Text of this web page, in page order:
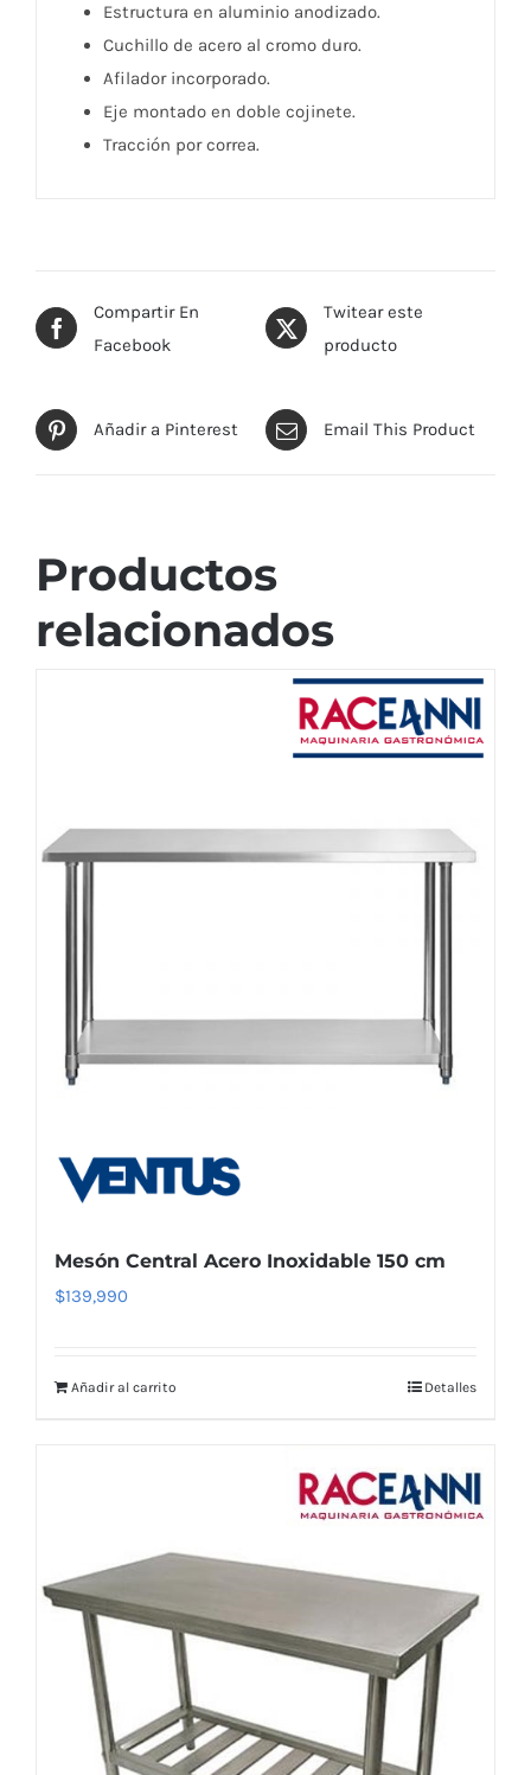
Estructura en aluminio anodizado.
Cuchillo de acero al cromo duro.
Afilador incorporado.
Eje montado en doble cojinete.
Tracción por correa.
Compartir En
Facebook
Twitear este
producto
Añadir a Pinterest Email This Product
Productos
relacionados
Mesón Central Acero Inoxidable 150 cm
$139,990
Añadir al carrito Detalles